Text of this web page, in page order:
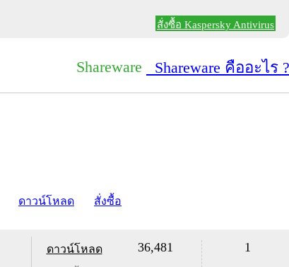
สั่งซื้อ Kaspersky Antivirus
Shareware Shareware คืออะไร ?
ดาวน์โหลด สั่งซื้อ
ดาวน์โหลด 36,481 1